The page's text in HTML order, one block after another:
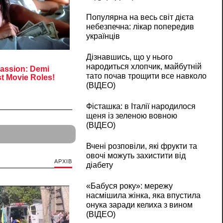
АРХІВ
Популярна на весь світ дієта
небезпечна: лікар попередив
українців
Дізнавшись, що у нього
народиться хлопчик, майбутній
тато почав трощити все навколо
(ВІДЕО)
Фісташка: в Італії народилося
щеня із зеленою вовною
(ВІДЕО)
Вчені розповіли, які фрукти та
овочі можуть захистити від
діабету
«Бабуся року»: мережу
насмішила жінка, яка впустила
онука заради келиха з вином
(ВІДЕО)